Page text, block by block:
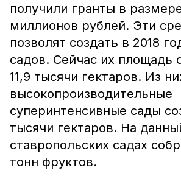
получили гранты в
миллионов рублей. Эти
позволят создать в 2018
садов. Сейчас их площадь
11,9 тысячи гектаров. Из
высокопроизводительные
суперинтенсивные сады
тысячи гектаров. На
ставропольских садах
тонн фруктов.